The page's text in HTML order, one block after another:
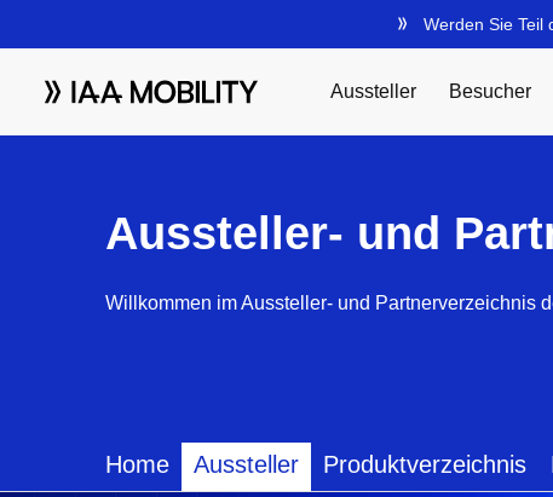
Aussteller- und
Willkommen im Aussteller- und Partnerverzeichnis
Home Aussteller Produktverzeichnis